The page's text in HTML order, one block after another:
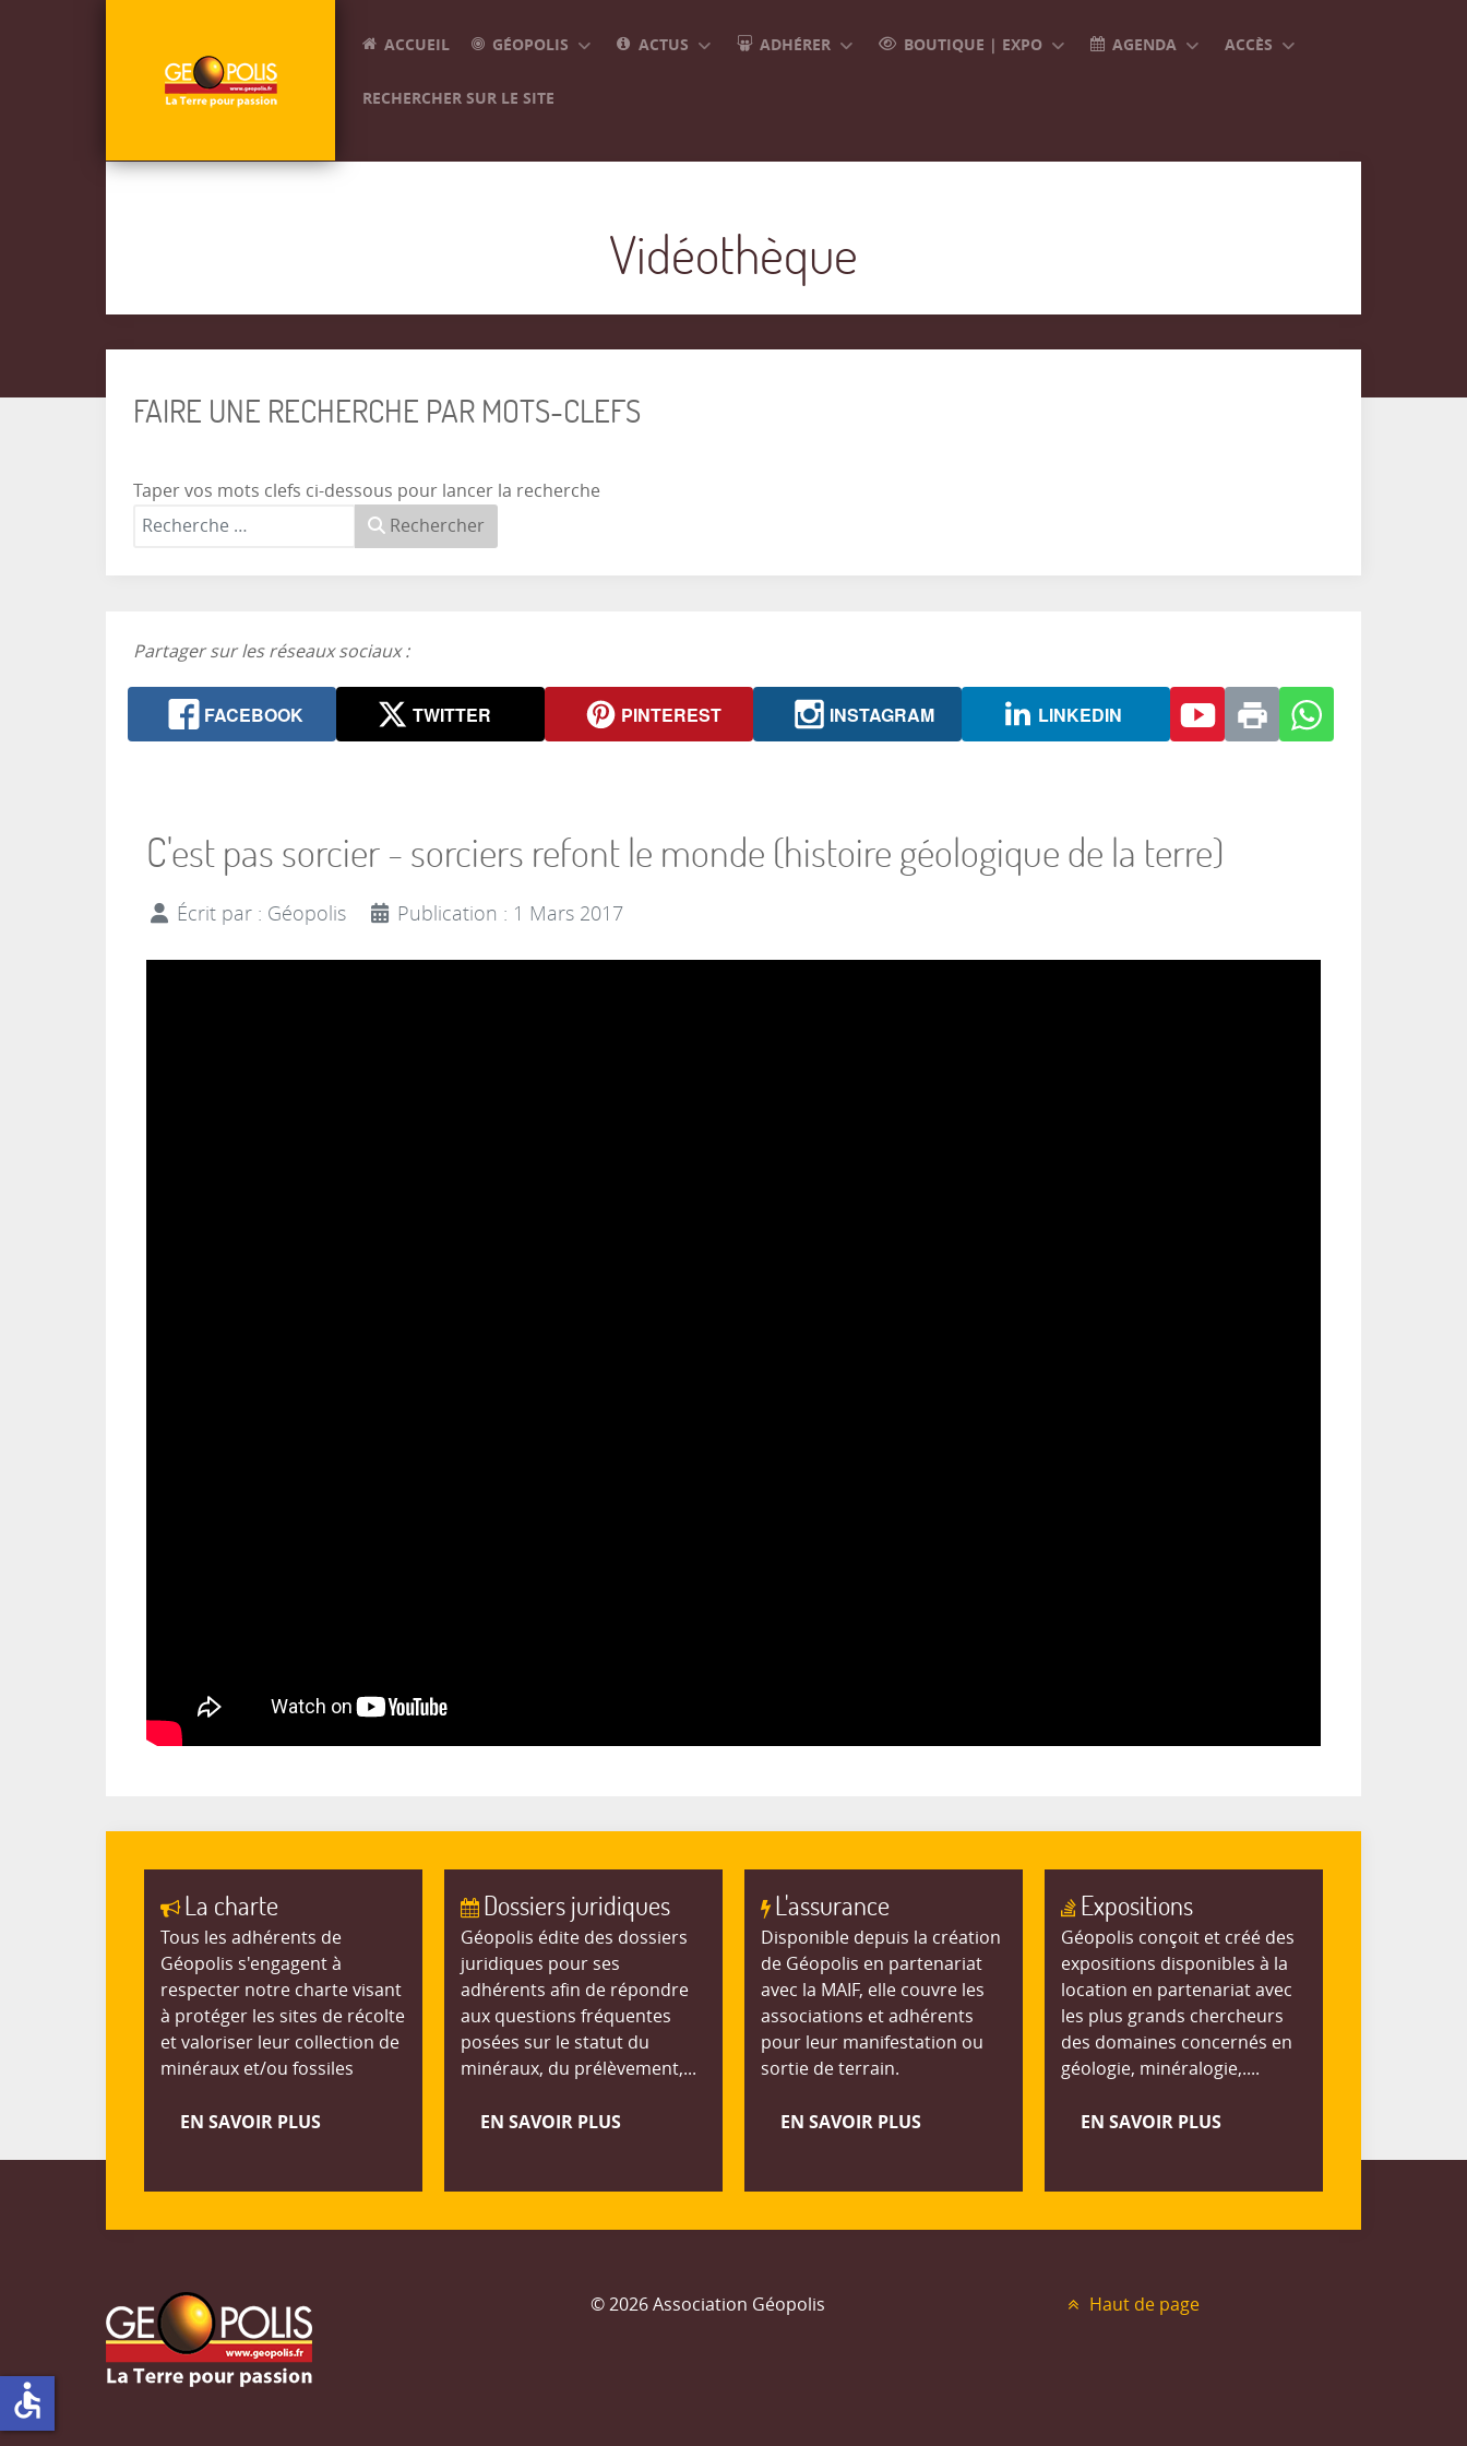
ACCUEIL GÉOPOLIS ACTUS ADHÉRER BOUTIQUE | EXPO AGENDA ACCÈS
RECHERCHER SUR LE SITE
Vidéothèque
FAIRE UNE RECHERCHE PAR MOTS-CLEFS
Taper vos mots clefs ci-dessous pour lancer la recherche
Rechercher
Partager sur les réseaux sociaux :
FACEBOOK TWITTER PINTEREST INSTAGRAM LINKEDIN
C'est pas sorcier - sorciers refont le monde (histoire géologique de la terre)
Écrit par : Géopolis Publication : 1 Mars 2017
La charte
Tous les adhérents de
Géopolis s'engagent à
respecter notre charte visant
à protéger les sites de récolte
et valoriser leur collection de
minéraux et/ou fossiles
EN SAVOIR PLUS
Dossiers juridiques
Géopolis édite des dossiers
juridiques pour ses
adhérents afin de répondre
aux questions fréquentes
posées sur le statut du
minéraux, du prélèvement,...
EN SAVOIR PLUS
L'assurance
Disponible depuis la création
de Géopolis en partenariat
avec la MAIF, elle couvre les
associations et adhérents
pour leur manifestation ou
sortie de terrain.
EN SAVOIR PLUS
Expositions
Géopolis conçoit et créé des
expositions disponibles à la
location en partenariat avec
les plus grands chercheurs
des domaines concernés en
géologie, minéralogie,....
EN SAVOIR PLUS
© 2026 Association Géopolis Haut de page
accessible